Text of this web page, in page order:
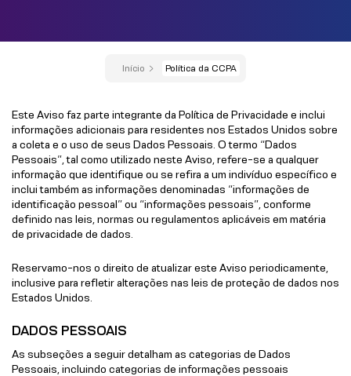
Início Política da CCPA
Este Aviso faz parte integrante da Política de Privacidade e inclui
informações adicionais para residentes nos Estados Unidos sobre
a coleta e o uso de seus Dados Pessoais. O termo “Dados
Pessoais”, tal como utilizado neste Aviso, refere-se a qualquer
informação que identifique ou se refira a um indivíduo específico e
inclui também as informações denominadas “informações de
identificação pessoal” ou “informações pessoais”, conforme
definido nas leis, normas ou regulamentos aplicáveis em matéria
de privacidade de dados.
Reservamo-nos o direito de atualizar este Aviso periodicamente,
inclusive para refletir alterações nas leis de proteção de dados nos
Estados Unidos.
DADOS PESSOAIS
As subseções a seguir detalham as categorias de Dados
Pessoais, incluindo categorias de informações pessoais